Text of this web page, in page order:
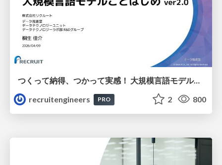
つくって納得、つかって実感！ 大規模言語モデルことはじめ ver2.0
recruitengineers
PRO 2 800